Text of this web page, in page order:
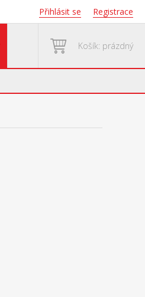
Přihlásit se Registrace
Košík: prázdný